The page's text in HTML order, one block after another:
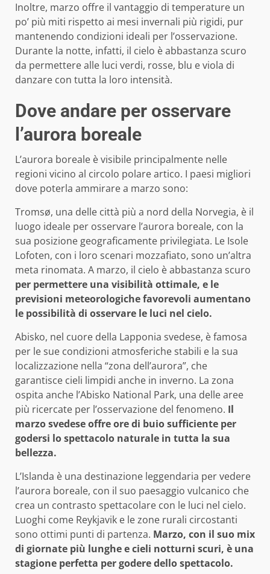
Inoltre, marzo offre il vantaggio di temperature un
po’ più miti rispetto ai mesi invernali più rigidi, pur
mantenendo condizioni ideali per l’osservazione.
Durante la notte, infatti, il cielo è abbastanza scuro
da permettere alle luci verdi, rosse, blu e viola di
danzare con tutta la loro intensità.
Dove andare per osservare
l’aurora boreale
L’aurora boreale è visibile principalmente nelle
regioni vicino al circolo polare artico. I paesi migliori
dove poterla ammirare a marzo sono:
Tromsø, una delle città più a nord della Norvegia, è il
luogo ideale per osservare l’aurora boreale, con la
sua posizione geograficamente privilegiata. Le Isole
Lofoten, con i loro scenari mozzafiato, sono un’altra
meta rinomata. A marzo, il cielo è abbastanza scuro
per permettere una visibilità ottimale, e le
previsioni meteorologiche favorevoli aumentano
le possibilità di osservare le luci nel cielo.
Abisko, nel cuore della Lapponia svedese, è famosa
per le sue condizioni atmosferiche stabili e la sua
localizzazione nella “zona dell’aurora”, che
garantisce cieli limpidi anche in inverno. La zona
ospita anche l’Abisko National Park, una delle aree
più ricercate per l’osservazione del fenomeno. Il
marzo svedese offre ore di buio sufficiente per
godersi lo spettacolo naturale in tutta la sua
bellezza.
L’Islanda è una destinazione leggendaria per vedere
l’aurora boreale, con il suo paesaggio vulcanico che
crea un contrasto spettacolare con le luci nel cielo.
Luoghi come Reykjavik e le zone rurali circostanti
sono ottimi punti di partenza. Marzo, con il suo mix
di giornate più lunghe e cieli notturni scuri, è una
stagione perfetta per godere dello spettacolo.